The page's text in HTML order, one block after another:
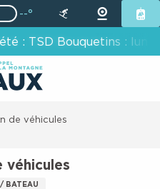
D’accueil Actuelle Hiver :
Page D’accueil Actuelle
TSD Bouquetins :
--°
de véhicules
véhicules
BATEAU